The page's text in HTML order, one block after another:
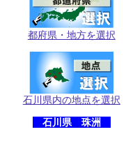
都府県・地方を選択
石川県内の地点を選択
石川県 珠洲